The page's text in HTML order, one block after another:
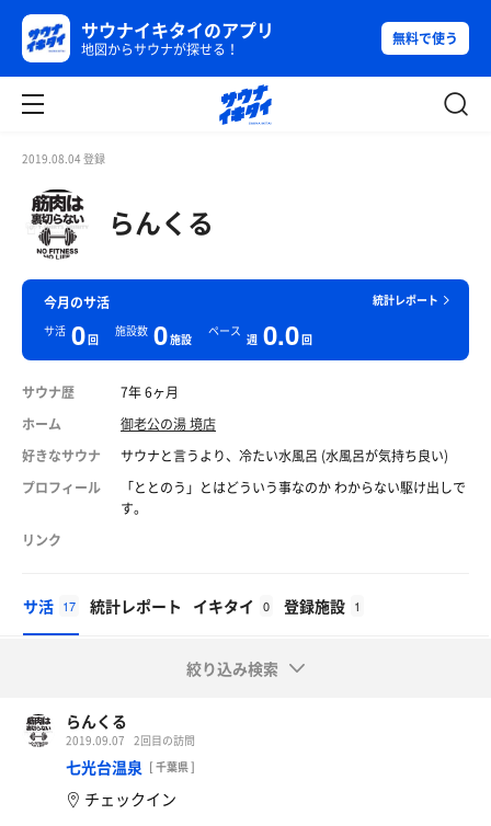
サウナイキタイのアプリ
地図からサウナが探せる！
無料で使う
2019.08.04 登録
らんくる
統計レポート
今月のサ活
サ活 0回
施設数 0施設
ペース
週 0.0回
サウナ歴
7年 6ヶ月
ホーム
御老公の湯 境店
好きなサウナ
サウナと言うより、冷たい水風呂 (水風呂が気持ち良い)
プロフィール
「ととのう」とはどういう事なのか わからない駆け出しで
す。
リンク
サ活 17 統計レポート イキタイ 0 登録施設 1
絞り込み検索
らんくる
2019.09.07 2回目の訪問
七光台温泉 [ 千葉県 ]
チェックイン